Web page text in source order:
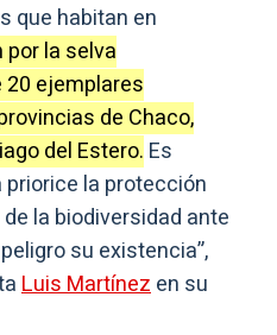
que habitan en
por la selva
ejemplares
de Chaco,
del Estero. Es
la protección
la biodiversidad ante
su existencia”,
Luis Martínezen su